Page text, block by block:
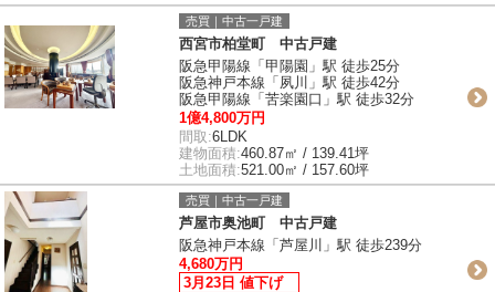
売買｜中古一戸建
西宮市柏堂町 中古戸建
阪急甲陽線「甲陽園」駅 徒歩25分
阪急神戸本線「夙川」駅 徒歩42分
阪急甲陽線「苦楽園口」駅 徒歩32分
1億4,800万円
間取:6LDK
建物面積:460.87㎡ / 139.41坪
土地面積:521.00㎡ / 157.60坪
売買｜中古一戸建
芦屋市奥池町 中古戸建
阪急神戸本線「芦屋川」駅 徒歩239分
4,680万円
3月23日 値下げ